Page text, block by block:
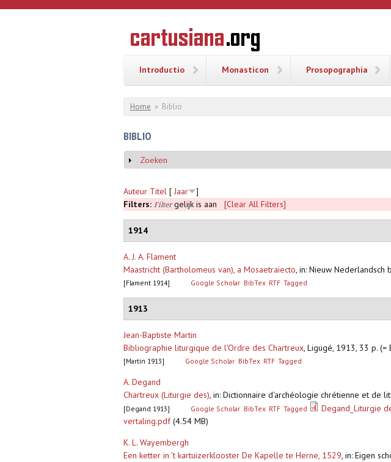
Overslaan en naar de inhoud gaan
CARTUSIANA
Geschiedenis
van de
Introductio Monasticon Prosopographia
U bent hier
Home » Biblio
BIBLIO
Weergeven
Zoeken
Auteur Titel [ Jaar
]
Filters: Filtergelijk is aan [Clear All Filters]
1914
A. J. A. Flament
Maastricht (Bartholomeus van), a Mosaetraiecto, in: Nieuw Nederlandsch
[Flament 1914] Google Scholar BibTex RTF Tagged
1913
Jean-Baptiste Martin
Bibliographie liturgique de l'Ordre des Chartreux, Ligugé, 1913, 33 p.
[Martin 1913] Google Scholar BibTex RTF Tagged
A. Degand
Chartreux (Liturgie des), in: Dictionnaire d'archéologie chrétienne et de
[Degand 1913] Google Scholar BibTex RTF Tagged Degand_Liturgie
vertaling.pdf(4.54 MB)
K. L. Wayembergh
Een ketter in 't kartuizerklooster De Kapelle te Herne, 1529, in: Eigen